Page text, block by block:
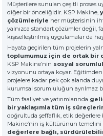
» Solventli
» Endüstriyel
» Diğer Makine ve
Tüm hakkı saklıdır. Sitemizde
KSP Machine'a ait olup izinsiz
TOOL DIVISIONKSP MACHINE
» Hakkımızda
» Yüksek Kalite
» Hassas Temizlik
» Çözüm Ortağı
» Değerlerimiz
» Kurumsal
» Çözümler
» Sektörler
» Referanslar
» 3D Design
» Üretim
Müşterilere sunulan çeşitli proses
diğer bir önceliğidir. KSP Makine,
çözümleriyle her müşterisinin
yalnızca standart çözümler değil,
kişiselleştirilmiş uygulamalar da
Hayata geçirilen tüm projelerin
toplumumuz için de ortak bir
KSP Makine’nin sosyal
vizyonunu ortaya koyar.
projelere kadar pek çok alanda
kurumsal sorumluluğun ayrılmaz
Tüm faaliyet ve yatırımlarında
bir yaklaşımla tüm iş
doğrultuda şeffaflık, etik değerlere
Makine’nin iş kültürünün temelini
değerlere bağlı,